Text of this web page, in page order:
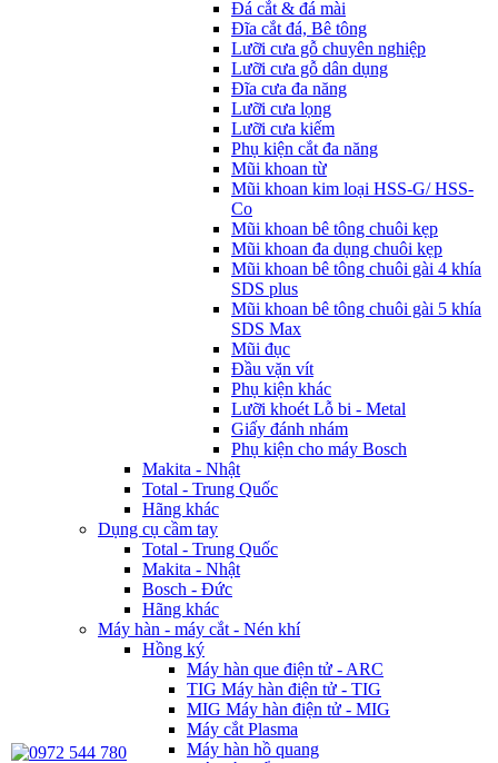
Đá cắt & đá mài
Đĩa cắt đá, Bê tông
Lưỡi cưa gỗ chuyên nghiệp
Lưỡi cưa gỗ dân dụng
Đĩa cưa đa năng
Lưỡi cưa lọng
Lưỡi cưa kiếm
Phụ kiện cắt đa năng
Mũi khoan từ
Mũi khoan kim loại HSS-G/ HSS-
Co
Mũi khoan bê tông chuôi kẹp
Mũi khoan đa dụng chuôi kẹp
Mũi khoan bê tông chuôi gài 4 khía
SDS plus
Mũi khoan bê tông chuôi gài 5 khía
SDS Max
Mũi đục
Đầu vặn vít
Phụ kiện khác
Lưỡi khoét Lỗ bi - Metal
Giấy đánh nhám
Phụ kiện cho máy Bosch
Makita - Nhật
Total - Trung Quốc
Hãng khác
Dụng cụ cầm tay
Total - Trung Quốc
Makita - Nhật
Bosch - Đức
Hãng khác
Máy hàn - máy cắt - Nén khí
Hồng ký
Máy hàn que điện tử - ARC
TIG Máy hàn điện tử - TIG
MIG Máy hàn điện tử - MIG
Máy cắt Plasma
Máy hàn hồ quang